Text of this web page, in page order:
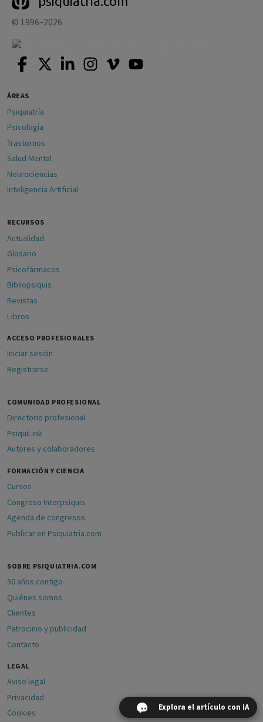
Explora el artículo con IA
© 1996–2026
ÁREAS
Psiquiatría
Psicología
Trastornos
Salud Mental
Neurociencias
Inteligencia Artificial
RECURSOS
Actualidad
Glosario
Psicofármacos
Bibliopsiquis
Revistas
Libros
ACCESO PROFESIONALES
Iniciar sesión
Registrarse
COMUNIDAD PROFESIONAL
Directorio profesional
PsiquiLink
Autores y colaboradores
FORMACIÓN Y CIENCIA
Cursos
Congreso Interpsiquis
Agenda de congresos
Publicar en Psiquiatria.com
SOBRE PSIQUIATRIA.COM
30 años contigo
Quiénes somos
Clientes
Patrocinio y publicidad
Contacto
LEGAL
Aviso legal
Privacidad
Cookies